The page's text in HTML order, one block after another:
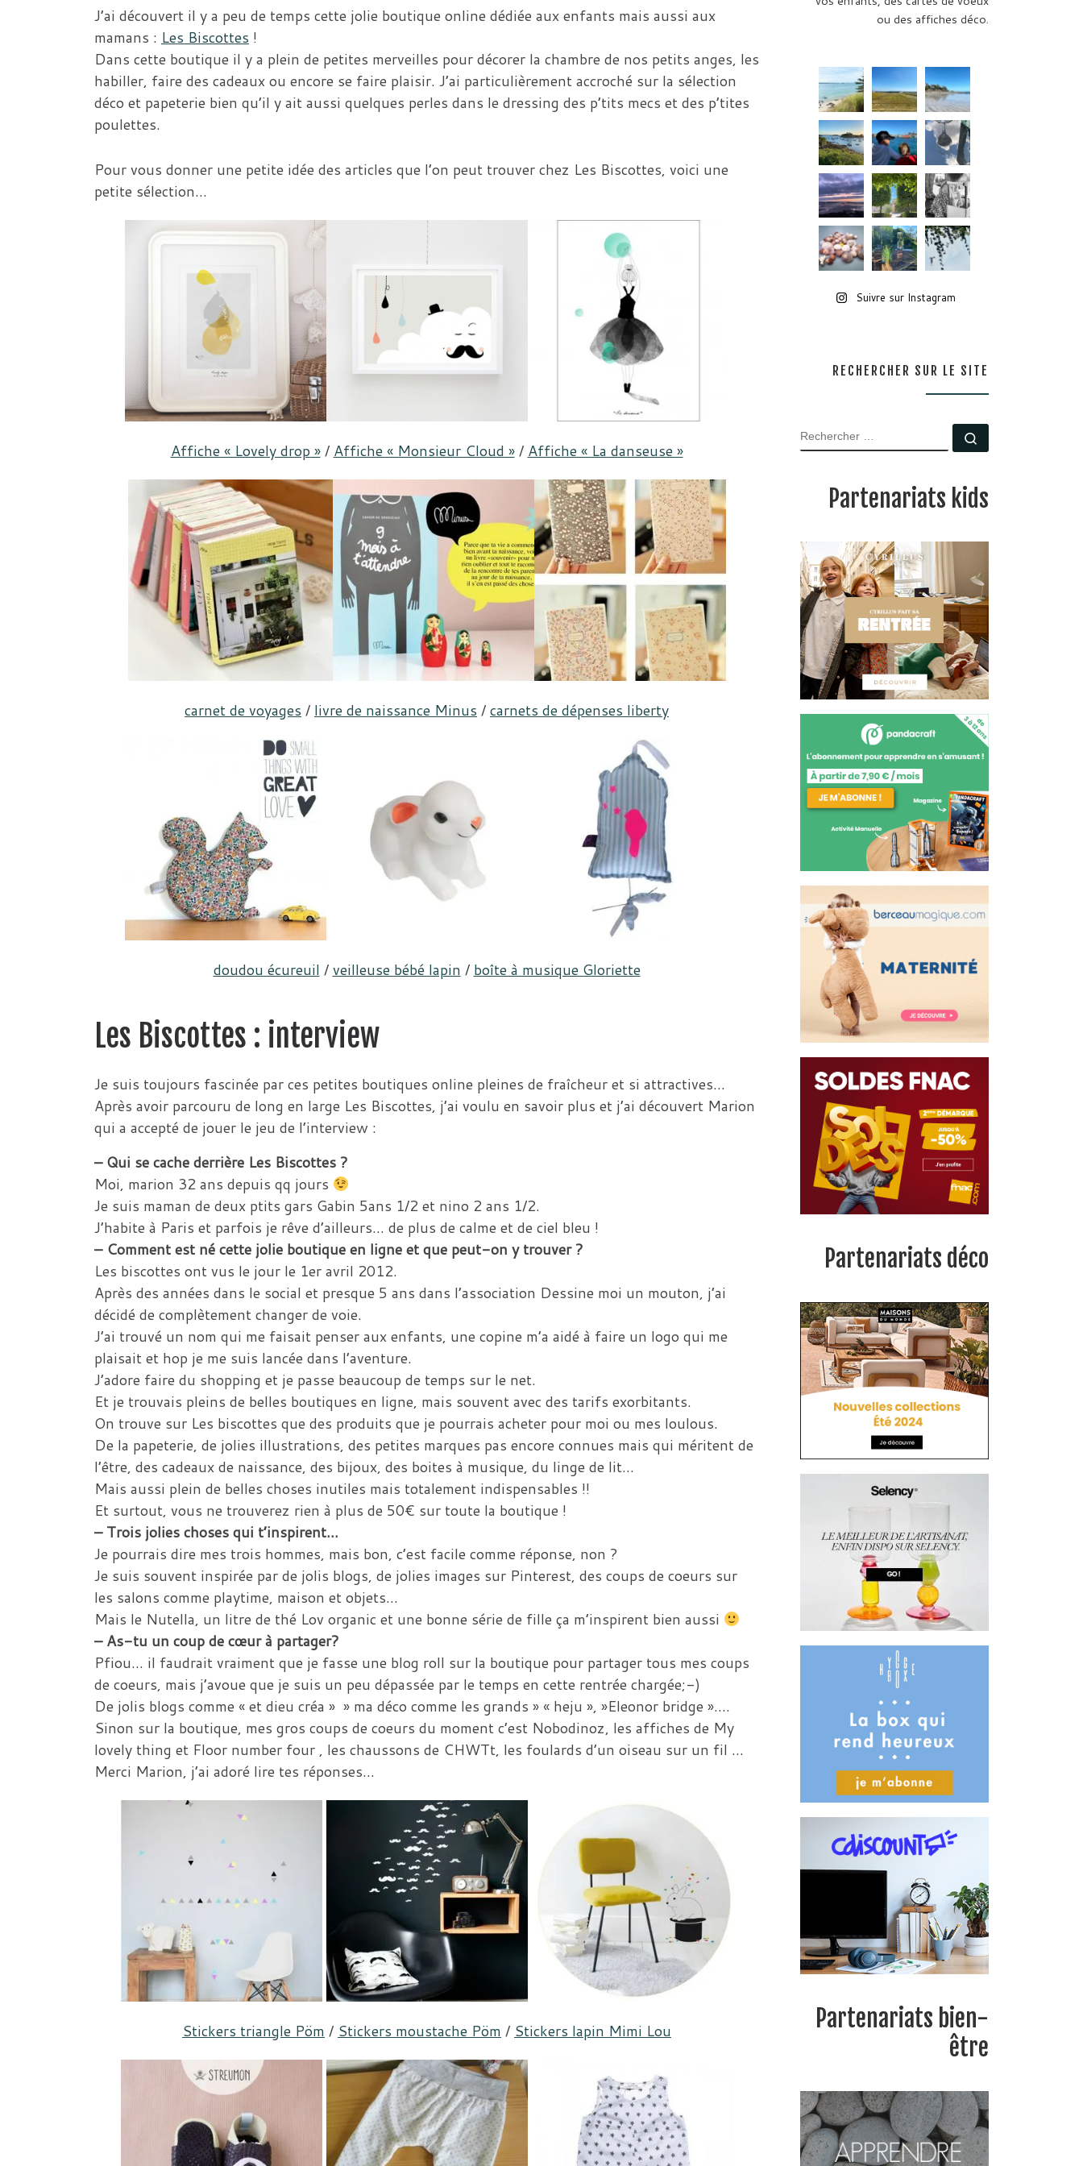
J’ai découvert il y a peu de temps cette jolie boutique online dédiée aux enfants mais aussi aux
mamans : Les Biscottes !
Dans cette boutique il y a plein de petites merveilles pour décorer la chambre de nos petits anges, les
habiller, faire des cadeaux ou encore se faire plaisir. J’ai particulièrement accroché sur la sélection
déco et papeterie bien qu’il y ait aussi quelques perles dans le dressing des p’tits mecs et des p’tites
poulettes.
Pour vous donner une petite idée des articles que l’on peut trouver chez Les Biscottes, voici une
petite sélection…
Affiche « Lovely drop »/ Affiche « Monsieur Cloud »/ Affiche « La danseuse »
carnet de voyages / livre de naissance Minus /carnets de dépenses liberty
doudou écureuil /veilleuse bébé lapin / boîte à musique Gloriette
Les Biscottes : interview
Je suis toujours fascinée par ces petites boutiques online pleines de fraîcheur et si attractives…
Après avoir parcouru de long en large Les Biscottes, j’ai voulu en savoir plus et j’ai découvert Marion
qui a accepté de jouer le jeu de l’interview :
– Qui se cache derrière Les Biscottes ?
Moi, marion 32 ans depuis qq jours
Je suis maman de deux ptits gars Gabin 5ans 1/2 et nino 2 ans 1/2.
J’habite à Paris et parfois je rêve d’ailleurs… de plus de calme et de ciel bleu !
– Comment est né cette jolie boutique en ligne et que peut-on y trouver ?
Les biscottes ont vus le jour le 1er avril 2012.
Après des années dans le social et presque 5 ans dans l’association Dessine moi un mouton, j’ai
décidé de complètement changer de voie.
J’ai trouvé un nom qui me faisait penser aux enfants, une copine m’a aidé à faire un logo qui me
plaisait et hop je me suis lancée dans l’aventure.
J’adore faire du shopping et je passe beaucoup de temps sur le net.
Et je trouvais pleins de belles boutiques en ligne, mais souvent avec des tarifs exorbitants.
On trouve sur Les biscottes que des produits que je pourrais acheter pour moi ou mes loulous.
De la papeterie, de jolies illustrations, des petites marques pas encore connues mais qui méritent de
l’être, des cadeaux de naissance, des bijoux, des boites à musique, du linge de lit…
Mais aussi plein de belles choses inutiles mais totalement indispensables !!
Et surtout, vous ne trouverez rien à plus de 50€ sur toute la boutique !
– Trois jolies choses qui t’inspirent…
Je pourrais dire mes trois hommes, mais bon, c’est facile comme réponse, non ?
Je suis souvent inspirée par de jolis blogs, de jolies images sur Pinterest, des coups de coeurs sur
les salons comme playtime, maison et objets…
Mais le Nutella, un litre de thé Lov organic et une bonne série de fille ça m’inspirent bien aussi
– As-tu un coup de cœur à partager?
Pfiou… il faudrait vraiment que je fasse une blog roll sur la boutique pour partager tous mes coups
de coeurs, mais j’avoue que je suis un peu dépassée par le temps en cette rentrée chargée;-)
De jolis blogs comme « et dieu créa » » ma déco comme les grands » « heju », »Eleonor bridge »….
Sinon sur la boutique, mes gros coups de coeurs du moment c’est Nobodinoz, les affiches de My
lovely thing et Floor number four , les chaussons de CHWTt, les foulards d’un oiseau sur un fil …
Merci Marion, j’ai adoré lire tes réponses…
Stickers triangle Pöm / Stickers moustache Pöm / Stickers lapin Mimi Lou
ou des affiches déco.
Suivre sur Instagram
RECHERCHER SUR LE SITE
RECHERCHER
Partenariats kids
Partenariats déco
Partenariats bien-
être